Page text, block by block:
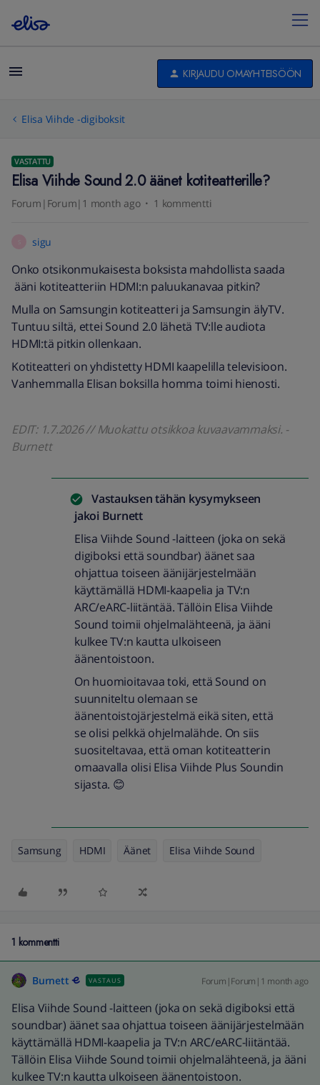
KIRJAUDU OMAYHTEISÖÖN
Elisa Viihde -digiboksit
VASTATTU
Elisa Viihde Sound 2.0 äänet kotiteatterille?
Forum|Forum|1 month ago 1 kommentti
sigu
Onko otsikonmukaisesta boksista mahdollista saada
ääni kotiteatteriin HDMI:n paluukanavaa pitkin?
Mulla on Samsungin kotiteatteri ja Samsungin älyTV.
Tuntuu siltä, ettei Sound 2.0 lähetä TV:lle audiota
HDMI:tä pitkin ollenkaan.
Kotiteatteri on yhdistetty HDMI kaapelilla televisioon.
Vanhemmalla Elisan boksilla homma toimi hienosti.
EDIT: 1.7.2026 // Muokattu otsikkoa kuvaavammaksi. -
Burnett
Vastauksen tähän kysymykseen
jakoi Burnett
Elisa Viihde Sound -laitteen (joka on sekä
digiboksi että soundbar) äänet saa
ohjattua toiseen äänijärjestelmään
käyttämällä HDMI-kaapelia ja TV:n
ARC/eARC-liitäntää. Tällöin Elisa Viihde
Sound toimii ohjelmalähteenä, ja ääni
kulkee TV:n kautta ulkoiseen
äänentoistoon.
On huomioitavaa toki, että Sound on
suunniteltu olemaan se
äänentoistojärjestelmä eikä siten, että
se olisi pelkkä ohjelmalähde. On siis
suositeltavaa, että oman kotiteatterin
omaavalla olisi Elisa Viihde Plus Soundin
sijasta. 😊
Samsung HDMI Äänet Elisa Viihde Sound
1 kommentti
Burnett VASTAUS Forum|Forum|1 month ago
Elisa Viihde Sound -laitteen (joka on sekä digiboksi että
soundbar) äänet saa ohjattua toiseen äänijärjestelmään
käyttämällä HDMI-kaapelia ja TV:n ARC/eARC-liitäntää.
Tällöin Elisa Viihde Sound toimii ohjelmalähteenä, ja ääni
kulkee TV:n kautta ulkoiseen äänentoistoon.